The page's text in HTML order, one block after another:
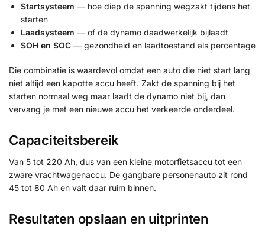
Startsysteem — hoe diep de spanning wegzakt tijdens het
starten
Laadsysteem — of de dynamo daadwerkelijk bijlaadt
SOH en SOC — gezondheid en laadtoestand als percentage
Die combinatie is waardevol omdat een auto die niet start lang
niet altijd een kapotte accu heeft. Zakt de spanning bij het
starten normaal weg maar laadt de dynamo niet bij, dan
vervang je met een nieuwe accu het verkeerde onderdeel.
Capaciteitsbereik
Van 5 tot 220 Ah, dus van een kleine motorfietsaccu tot een
zware vrachtwagenaccu. De gangbare personenauto zit rond
45 tot 80 Ah en valt daar ruim binnen.
Resultaten opslaan en uitprinten